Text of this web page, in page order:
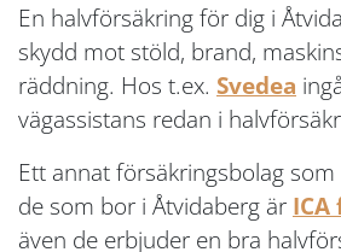
En halvförsäkring för dig i
skydd mot stöld, brand,
räddning. Hos t.ex. Svedea
vägassistans redan i
Ett annat försäkringsbolag
de som bor i Åtvidaberg är
även de erbjuder en bra